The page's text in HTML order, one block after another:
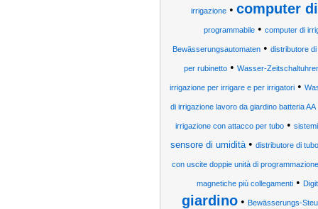
irrigazione• computer
programmabile• computer di
Bewässerungsautomaten• distributore
per rubinetto • Wasser-
irrigazione per irrigare e per irrigatori•
di irrigazione lavoro da giardino batteria AA
irrigazione con attacco per tubo •
sensore di umidità• distributore di
con uscite doppie unità di
magnetiche più collegamenti •
giardino • Bewässerungs-